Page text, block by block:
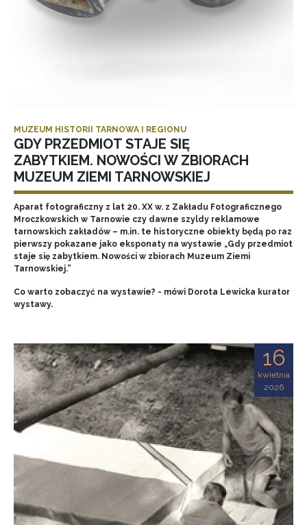
MUZEUM HISTORII TARNOWA I REGIONU
GDY PRZEDMIOT STAJE SIĘ
ZABYTKIEM. NOWOŚCI W ZBIORACH
MUZEUM ZIEMI TARNOWSKIEJ
Aparat fotograficzny z lat 20. XX w. z Zakładu Fotograficznego
Mroczkowskich w Tarnowie czy dawne szyldy reklamowe
tarnowskich zakładów – m.in. te historyczne obiekty będą po raz
pierwszy pokazane jako eksponaty na wystawie „Gdy przedmiot
staje się zabytkiem. Nowości w zbiorach Muzeum Ziemi
Tarnowskiej.”
Co warto zobaczyć na wystawie? - mówi Dorota Lewicka kurator
wystawy.
16
kwietnia
2026